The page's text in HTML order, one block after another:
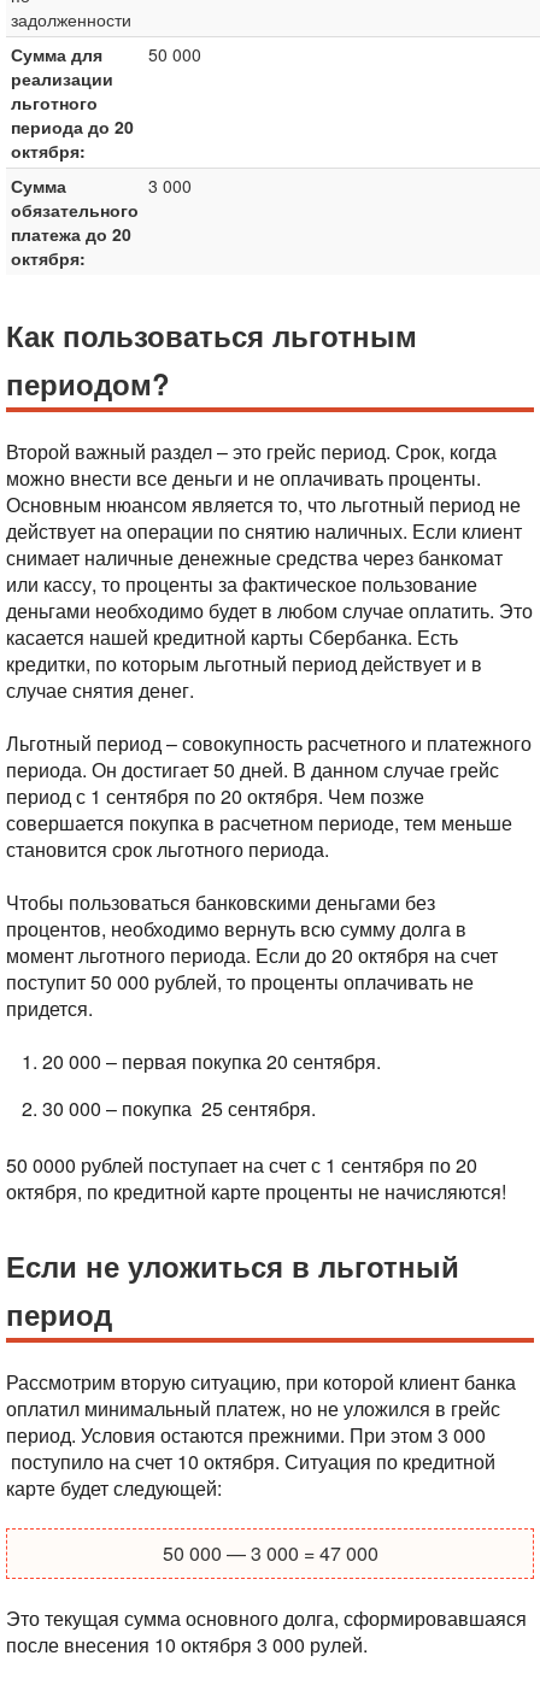
задолженности
Сумма для
реализации
льготного
периода до 20
октября:
50 000
Сумма
обязательного
платежа до 20
октября:
3 000
Как пользоваться льготным
периодом?
Второй важный раздел – это грейс период. Срок, когда
можно внести все деньги и не оплачивать проценты.
Основным нюансом является то, что льготный период не
действует на операции по снятию наличных. Если клиент
снимает наличные денежные средства через банкомат
или кассу, то проценты за фактическое пользование
деньгами необходимо будет в любом случае оплатить. Это
касается нашей кредитной карты Сбербанка. Есть
кредитки, по которым льготный период действует и в
случае снятия денег.
Льготный период – совокупность расчетного и платежного
периода. Он достигает 50 дней. В данном случае грейс
период с 1 сентября по 20 октября. Чем позже
совершается покупка в расчетном периоде, тем меньше
становится срок льготного периода.
Чтобы пользоваться банковскими деньгами без
процентов, необходимо вернуть всю сумму долга в
момент льготного периода. Если до 20 октября на счет
поступит 50 000 рублей, то проценты оплачивать не
придется.
20 000 – первая покупка 20 сентября.
30 000 – покупка 25 сентября.
50 0000 рублей поступает на счет с 1 сентября по 20
октября, по кредитной карте проценты не начисляются!
Если не уложиться в льготный
период
Рассмотрим вторую ситуацию, при которой клиент банка
оплатил минимальный платеж, но не уложился в грейс
период. Условия остаются прежними. При этом 3 000
поступило на счет 10 октября. Ситуация по кредитной
карте будет следующей:
50 000 — 3 000 = 47 000
Это текущая сумма основного долга, сформировавшаяся
после внесения 10 октября 3 000 рулей.